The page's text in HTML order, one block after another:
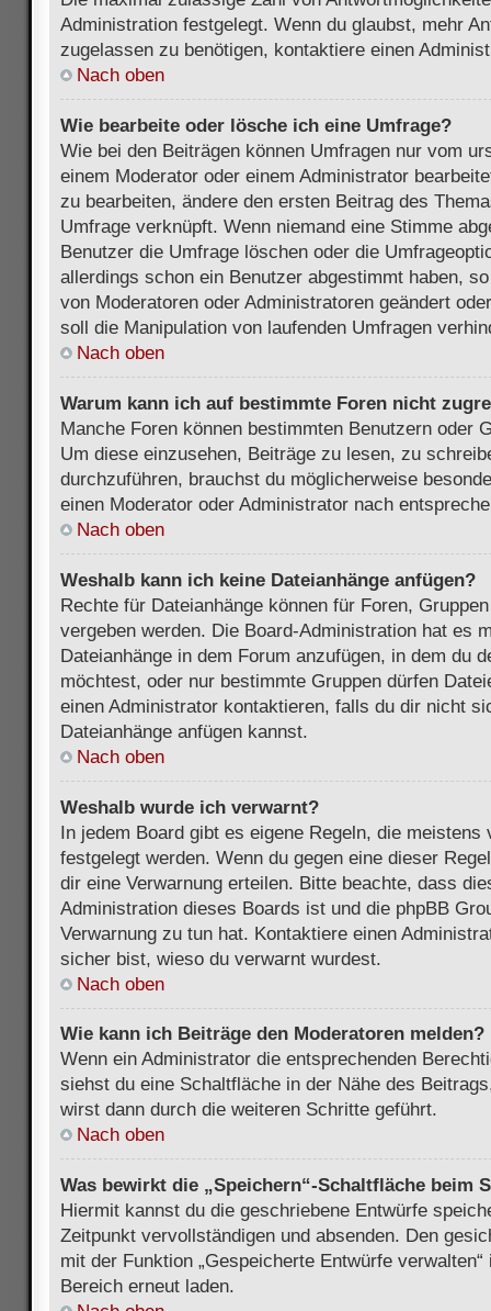
Administration festgelegt. Wenn du glaubst, mehr
zugelassen zu benötigen, kontaktiere einen
Nach oben
Wie bearbeite oder lösche ich eine Umfrage?
Wie bei den Beiträgen können Umfragen nur vom
einem Moderator oder einem Administrator
zu bearbeiten, ändere den ersten Beitrag des
Umfrage verknüpft. Wenn niemand eine Stimme
Benutzer die Umfrage löschen oder die
allerdings schon ein Benutzer abgestimmt haben,
von Moderatoren oder Administratoren geändert
soll die Manipulation von laufenden Umfragen
Nach oben
Warum kann ich auf bestimmte Foren nicht
Manche Foren können bestimmten Benutzern oder
Um diese einzusehen, Beiträge zu lesen, zu
durchzuführen, brauchst du möglicherweise
einen Moderator oder Administrator nach
Nach oben
Weshalb kann ich keine Dateianhänge anfügen?
Rechte für Dateianhänge können für Foren,
vergeben werden. Die Board-Administration hat es
Dateianhänge in dem Forum anzufügen, in dem du
möchtest, oder nur bestimmte Gruppen dürfen
einen Administrator kontaktieren, falls du dir nicht
Dateianhänge anfügen kannst.
Nach oben
Weshalb wurde ich verwarnt?
In jedem Board gibt es eigene Regeln, die meistens
festgelegt werden. Wenn du gegen eine dieser
dir eine Verwarnung erteilen. Bitte beachte, dass
Administration dieses Boards ist und die phpBB
Verwarnung zu tun hat. Kontaktiere einen
sicher bist, wieso du verwarnt wurdest.
Nach oben
Wie kann ich Beiträge den Moderatoren melden?
Wenn ein Administrator die entsprechenden
siehst du eine Schaltfläche in der Nähe des
wirst dann durch die weiteren Schritte geführt.
Nach oben
Was bewirkt die „Speichern“-Schaltfläche beim
Hiermit kannst du die geschriebene Entwürfe
Zeitpunkt vervollständigen und absenden. Den
mit der Funktion „Gespeicherte Entwürfe
Bereich erneut laden.